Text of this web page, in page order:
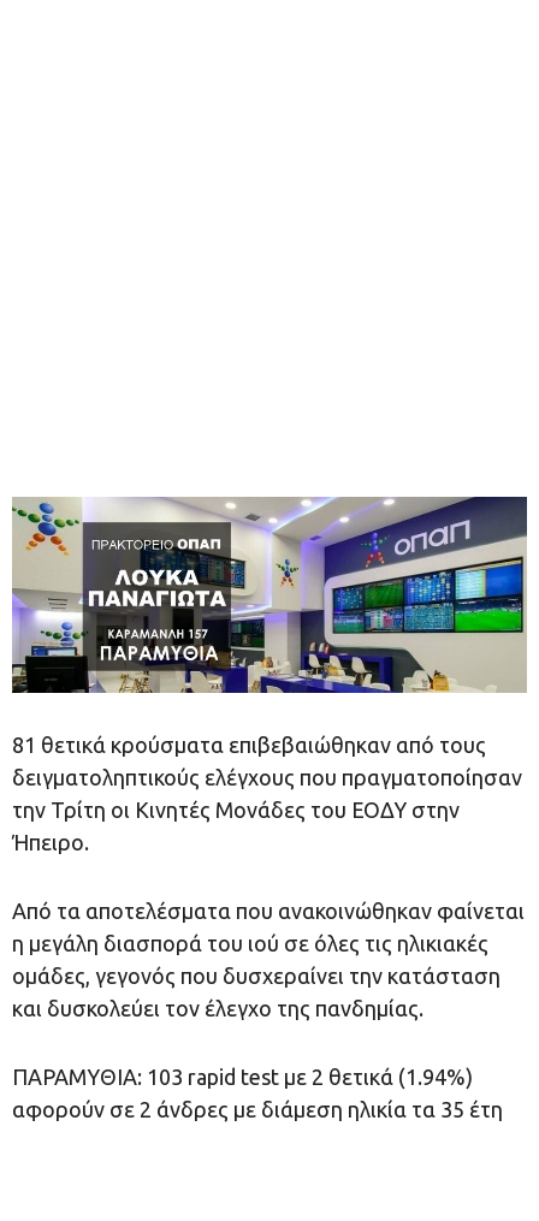
81 θετικά κρούσματα επιβεβαιώθηκαν από τους
δειγματοληπτικούς ελέγχους που πραγματοποίησαν
την Τρίτη οι Κινητές Μονάδες του ΕΟΔΥ στην
Ήπειρο.
Από τα αποτελέσματα που ανακοινώθηκαν φαίνεται
η μεγάλη διασπορά του ιού σε όλες τις ηλικιακές
ομάδες, γεγονός που δυσχεραίνει την κατάσταση
και δυσκολεύει τον έλεγχο της πανδημίας.
ΠΑΡΑΜΥΘΙΑ: 103 rapid test με 2 θετικά (1.94%)
αφορούν σε 2 άνδρες με διάμεση ηλικία τα 35 έτη